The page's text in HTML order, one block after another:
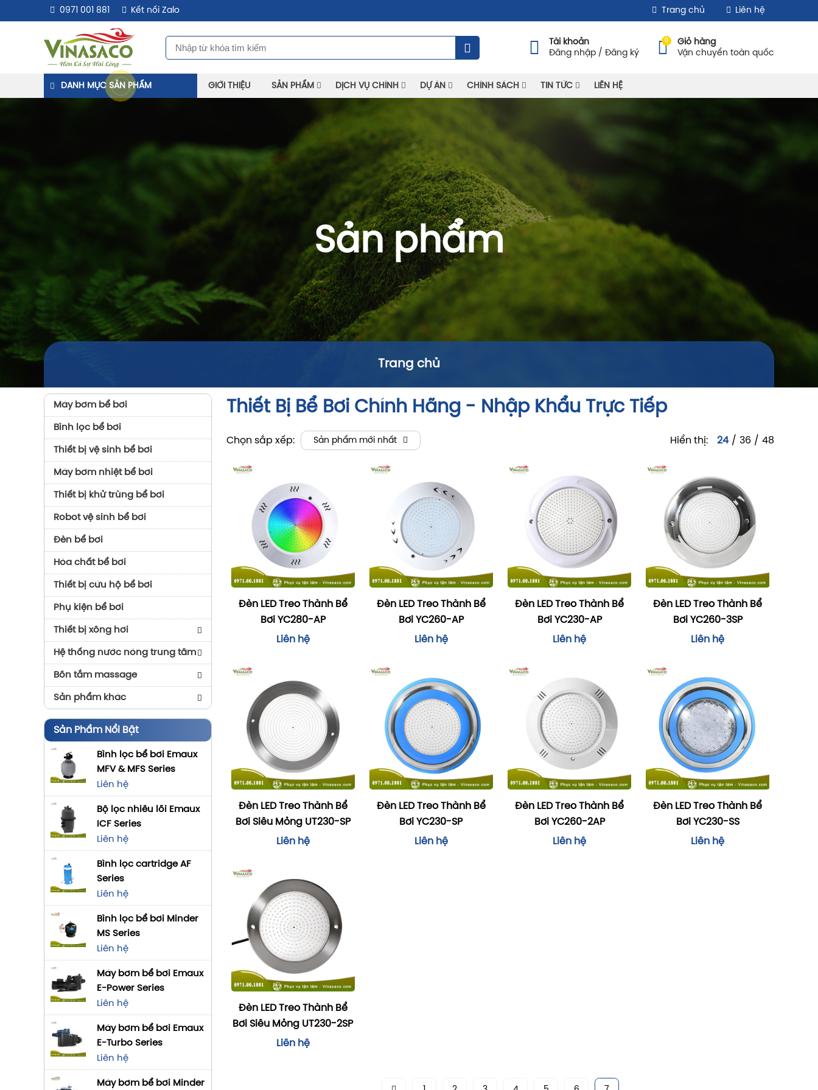
0971 001 881 Kết nối Zalo Trang chủ Liên hệ
Tài khoản
Đăng nhập / Đăng ký
0
Giỏ hàng
Vận chuyển toàn quốc
DANH MỤC SẢN PHẨM GIỚI THIỆU SẢN PHẨM DỊCH VỤ CHÍNH DỰ ÁN CHÍNH SÁCH TIN TỨC LIÊN HỆ
Sản phẩm
Trang chủ
Máy bơm bể bơi
Bình lọc bể bơi
Thiết bị vệ sinh bể bơi
Máy bơm nhiệt bể bơi
Thiết bị khử trùng bể bơi
Robot vệ sinh bể bơi
Đèn bể bơi
Hóa chất bể bơi
Thiết bị cứu hộ bể bơi
Phụ kiện bể bơi
Thiết bị xông hơi
Máy Xông Hơi Ướt Chính Hãng
Máy Xông Hơi Khô Chính
Hãng
Phòng Xông Hơi Đá Muối –
Hồng Ngoại
Phòng Xông Hơi Nhập Khẩu
Phụ Kiện Phòng Xông Hơi
Hệ thống nước nóng trung tâm
Máy Bơm Nhiệt Nước Nóng
Power World
Máy Bơm Nhiệt Nước Nóng
TRT
Bồn tắm massage
Bồn Tắm Ares
Bồn Tắm DRW
Bồn Tắm Brother
Bồn Tắm Gemy
Bồn Tắm Ruby
Bồn Tắm Ngâm Nghệ Thuật
Sản phẩm khác
Hệ Nhôm Kính Slim Papo
T.bị Đài Phun Nước
Gạch Ốp Trang Trí
Gạch Mosaic Bể Bơi
Tấm Phủ Liner
Sản Phẩm Nổi Bật
Bình lọc bể bơi Emaux
MFV & MFS Series
Liên hệ
Bộ lọc nhiều lõi Emaux
ICF Series
Liên hệ
Bình lọc cartridge AF
Series
Liên hệ
Bình lọc bể bơi Minder
MS Series
Liên hệ
Máy bơm bể bơi Emaux
E-Power Series
Liên hệ
Máy bơm bể bơi Emaux
E-Turbo Series
Liên hệ
Máy bơm bể bơi Minder
Thiết Bị Bể Bơi Chính Hãng - Nhập Khẩu Trực Tiếp
Chọn sắp xếp: Sản phẩm mới nhất Hiển thị: 24 / 36 / 48
Đèn LED Treo Thành Bể
Bơi YC280-AP
Liên hệ
Đèn LED Treo Thành Bể
Bơi YC260-AP
Liên hệ
Đèn LED Treo Thành Bể
Bơi YC230-AP
Liên hệ
Đèn LED Treo Thành Bể
Bơi YC260-3SP
Liên hệ
Đèn LED Treo Thành Bể
Bơi Siêu Mỏng UT230-SP
Liên hệ
Đèn LED Treo Thành Bể
Bơi YC230-SP
Liên hệ
Đèn LED Treo Thành Bể
Bơi YC260-2AP
Liên hệ
Đèn LED Treo Thành Bể
Bơi YC230-SS
Liên hệ
Đèn LED Treo Thành Bể
Bơi Siêu Mỏng UT230-2SP
Liên hệ